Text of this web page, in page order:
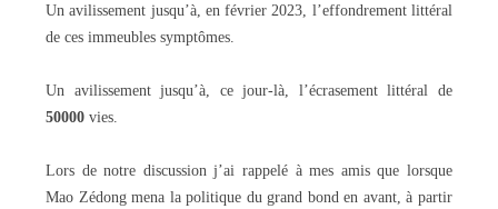
Un avilissement jusqu’à, en février 2023, l’effondrement littéral
de ces immeubles symptômes.
Un avilissement jusqu’à, ce jour-là, l’écrasement littéral de
50000vies.
Lors de notre discussion j’ai rappelé à mes amis que lorsque
Mao Zédong mena la politique du grand bond en avant, à partir